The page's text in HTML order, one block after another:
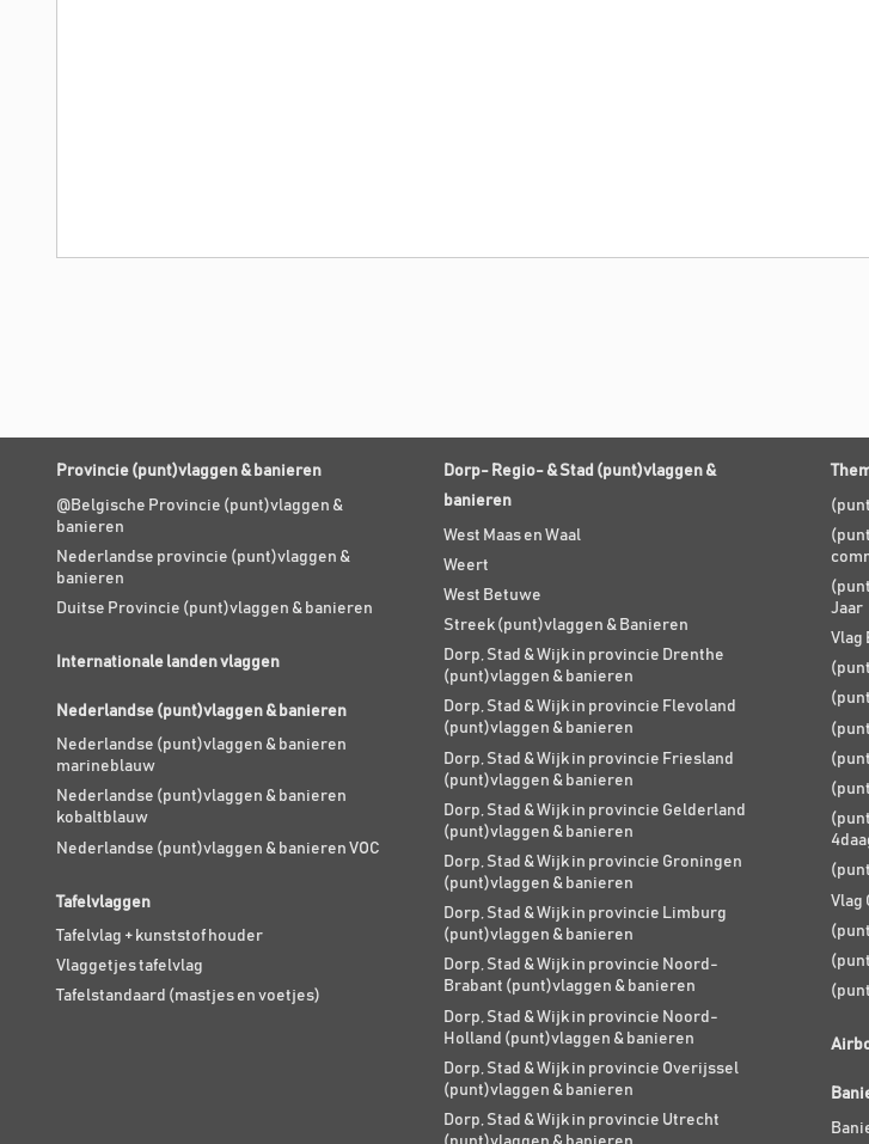
Provincie (punt)vlaggen & banieren
@Belgische Provincie (punt)vlaggen &
banieren
Nederlandse provincie (punt)vlaggen &
banieren
Duitse Provincie (punt)vlaggen & banieren
Internationale landen vlaggen
Nederlandse (punt)vlaggen & banieren
Nederlandse (punt)vlaggen & banieren
marineblauw
Nederlandse (punt)vlaggen & banieren
kobaltblauw
Nederlandse (punt)vlaggen & banieren VOC
Tafelvlaggen
Tafelvlag + kunststof houder
Vlaggetjes tafelvlag
Tafelstandaard (mastjes en voetjes)
Dorp- Regio- & Stad (punt)vlaggen &
banieren
West Maas en Waal
Weert
West Betuwe
Streek (punt)vlaggen & Banieren
Dorp, Stad & Wijk in provincie Drenthe
(punt)vlaggen & banieren
Dorp, Stad & Wijk in provincie Flevoland
(punt)vlaggen & banieren
Dorp, Stad & Wijk in provincie Friesland
(punt)vlaggen & banieren
Dorp, Stad & Wijk in provincie Gelderland
(punt)vlaggen & banieren
Dorp, Stad & Wijk in provincie Groningen
(punt)vlaggen & banieren
Dorp, Stad & Wijk in provincie Limburg
(punt)vlaggen & banieren
Dorp, Stad & Wijk in provincie Noord-
Brabant (punt)vlaggen & banieren
Dorp, Stad & Wijk in provincie Noord-
Holland (punt)vlaggen & banieren
Dorp, Stad & Wijk in provincie Overijssel
(punt)vlaggen & banieren
Dorp, Stad & Wijk in provincie Utrecht
Jaar
Vlag
Vlag